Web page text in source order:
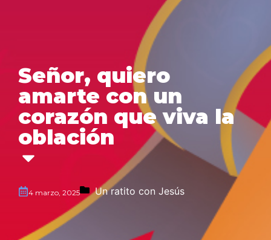
Señor, quiero
amarte con un
corazón que viva la
oblación
4 marzo, 2025 Un ratito con Jesús